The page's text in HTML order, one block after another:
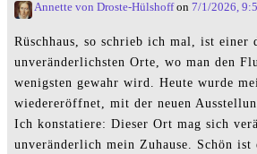
Annette von Droste-Hülshoffon 7/1/2026,
Rüschhaus, so schrieb ich mal, ist einer
unveränderlichsten Orte, wo man den
wenigsten gewahr wird. Heute wurde
wiedereröffnet, mit der neuen
Ich konstatiere: Dieser Ort mag sich
unveränderlich mein Zuhause. Schön ist